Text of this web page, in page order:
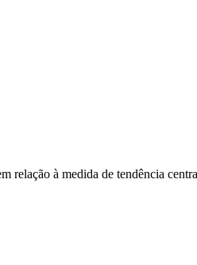
relação à medida de tendência